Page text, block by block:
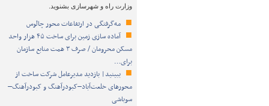
وزارت راه و شهرسازی بشنوید.
مه‌گرفتگی در ارتفاعات محور چالوس
آماده سازی زمین برای ساخت ۴۵ هزار واحد
مسکن محرومان / صرف ۳ همت منابع سازمان
برای…
ببینید| بازدید مدیرعامل شرکت ساخت از
محورهای خلعت‌آباد–کبودرآهنگ و کبودرآهنگ–
سوباشی